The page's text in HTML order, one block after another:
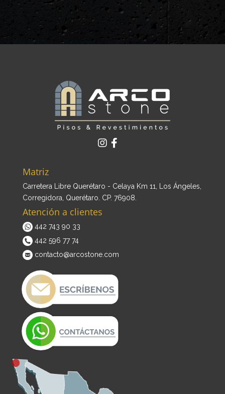
Matriz
Carretera Libre Querétaro - Celaya Km 11, Los Ángeles,
Corregidora, Querétaro. CP. 76908.
Atención a clientes
442 743 90 33
442 596 77 74
contacto@arcostone.com